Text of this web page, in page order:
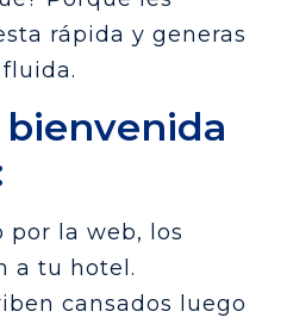
rápida y generas
por la web, los
a tu hotel.
cansados luego